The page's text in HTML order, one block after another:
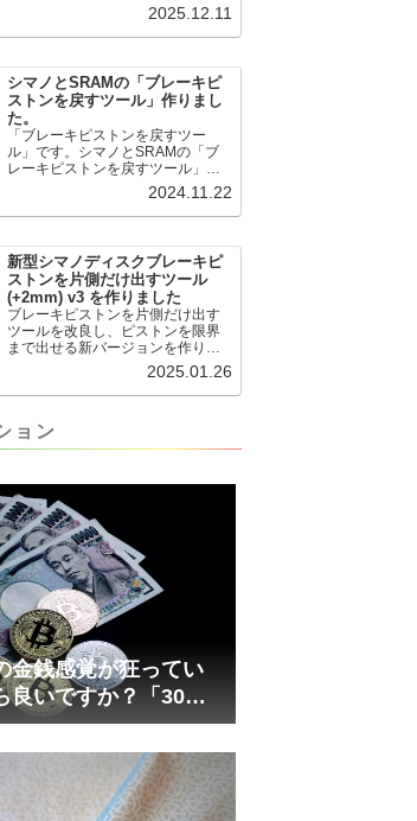
のサドル高測定ツールを取り付け
て使用します。これまで以上に、
サドル高を容易に測定できるよう
Sokutei) アルミ直尺 アル助 1m ホ
ワイト 65445posted at 2025.12.12
シンワ測定(Shinwa Sokutei)
￥1,375Amazon.c...
2025.12.11
シマノとSRAMの「ブレーキピ
ストンを戻すツール」作りまし
た。
「ブレーキピストンを戻すツー
ル」です。シマノとSRAMの「ブ
レーキピストンを戻すツール」作
りました。出したからには、戻す
必要が。。。でも、タイヤレバー
や六角レンチはつかってはダメだ
戻すツール」
pic.twitter.com/jiwVmCb32N— IT技
術者ロードバイク (@FJT_TKS)
November 22, 2024何ができるの
かというと、出ているピス...
2024.11.22
新型シマノディスクブレーキピ
ストンを片側だけ出すツール
(+2mm) v3 を作りました
ブレーキピストンを片側だけ出す
ツールを改良し、ピストンを限界
まで出せる新バージョンを作りま
した。前作よりも+2.18mm出せる
ようになりました。寸法設計に関
しては、数パターンを作って、オ
も安全な寸法設計に落ち着いてい
ます。ピストン出しチキンレース
れしましたが、ギリギリまで攻め
てますのでピストン内部の汚れを
さらに掃除できると思います。前
作の...
2025.01.26
ョン
金銭感覚が狂ってい
良いですか？「30万
体